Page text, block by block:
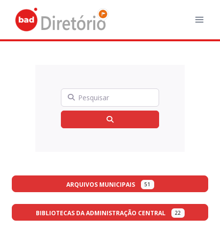
content
Pesquisar
ARQUIVOS MUNICIPAIS 51
BIBLIOTECAS DA ADMINISTRAÇÃO CENTRAL 22